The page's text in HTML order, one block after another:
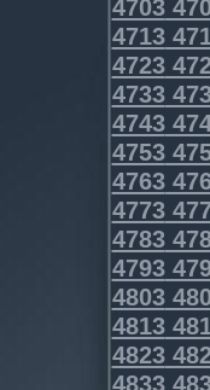
4703
4713
4723
4733
4743
4753
4763
4773
4783
4793
4803
4813
4823
4833